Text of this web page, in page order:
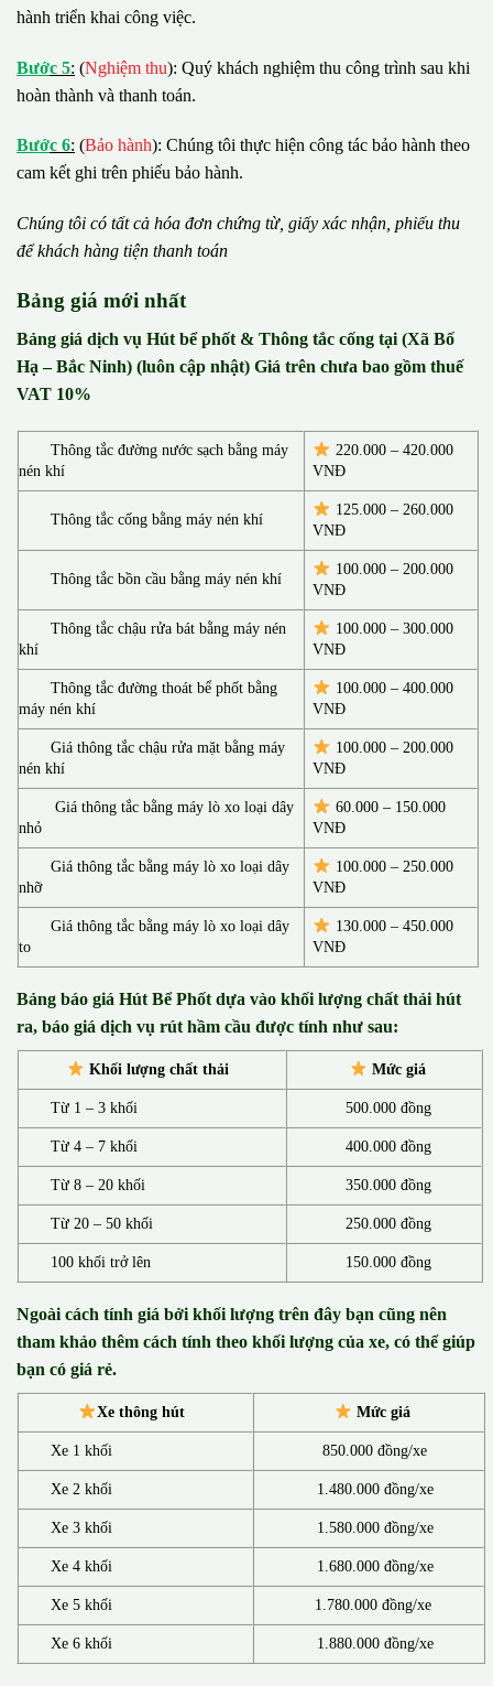
hành triển khai công việc.
Bước 5: (Nghiệm thu): Quý khách nghiệm thu công trình sau khi
hoàn thành và thanh toán.
Bước 6: (Bảo hành): Chúng tôi thực hiện công tác bảo hành theo
cam kết ghi trên phiếu bảo hành.
Chúng tôi có tất cả hóa đơn chứng từ, giấy xác nhận, phiếu thu
đểkhách hàng tiện thanh toán
Bảng giá mới nhất
Bảng giá dịch vụ Hút bể phốt & Thông tắc cống tại (Xã Bố
Hạ – Bắc Ninh) (luôn cập nhật) Giá trên chưa bao gồm thuế
VAT 10%
Thông tắc đường nước sạch bằng máy
nén khí
220.000 – 420.000
VNĐ
Thông tắc cống bằng máy nén khí
125.000 – 260.000
VNĐ
Thông tắc bồn cầu bằng máy nén khí
100.000 – 200.000
VNĐ
Thông tắc chậu rửa bát bằng máy nén
khí
100.000 – 300.000
VNĐ
Thông tắc đường thoát bể phốt bằng
máy nén khí
100.000 – 400.000
VNĐ
Giá thông tắc chậu rửa mặt bằng máy
nén khí
100.000 – 200.000
VNĐ
Giá thông tắc bằng máy lò xo loại dây
nhỏ
60.000 – 150.000
VNĐ
Giá thông tắc bằng máy lò xo loại dây
nhỡ
100.000 – 250.000
VNĐ
Giá thông tắc bằng máy lò xo loại dây
to
130.000 –450.000
VNĐ
Bảng báo giá Hút Bể Phốt dựa vào khối lượng chất thải hút
ra, báo giá dịch vụ rút hầm cầu được tính như sau:
Khối lượng chất thải Mức giá
Từ 1 – 3 khối 500.000 đồng
Từ 4 – 7 khối 400.000 đồng
Từ 8 – 20 khối 350.000 đồng
Từ 20 – 50 khối 250.000 đồng
100 khối trở lên 150.000 đồng
Ngoài cách tính giá bởi khối lượng trên đây bạn cũng nên
tham khảo thêm cách tính theo khối lượng của xe, có thể giúp
bạn có giá rẻ.
Xe thông hút Mức giá
Xe 1 khối 850.000 đồng/xe
Xe 2 khối 1.480.000 đồng/xe
Xe 3 khối 1.580.000 đồng/xe
Xe 4 khối 1.680.000 đồng/xe
Xe 5 khối 1.780.000 đồng/xe
Xe 6 khối 1.880.000 đồng/xe